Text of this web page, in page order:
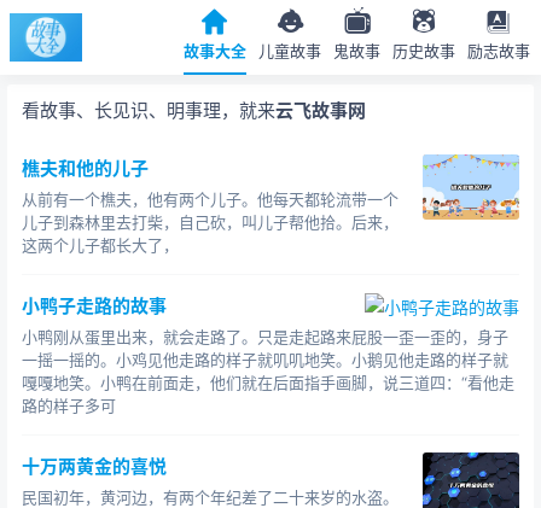
故事大全 儿童故事 鬼故事 历史故事 励志故事
看故事、长见识、明事理，就来云飞故事网
樵夫和他的儿子
从前有一个樵夫，他有两个儿子。他每天都轮流带一个
儿子到森林里去打柴，自己砍，叫儿子帮他拾。后来，
这两个儿子都长大了，
小鸭子走路的故事
小鸭刚从蛋里出来，就会走路了。只是走起路来屁股一歪一歪的，身子
一摇一摇的。小鸡见他走路的样子就叽叽地笑。小鹅见他走路的样子就
嘎嘎地笑。小鸭在前面走，他们就在后面指手画脚，说三道四：“看他走
路的样子多可
十万两黄金的喜悦
民国初年，黄河边，有两个年纪差了二十来岁的水盗。